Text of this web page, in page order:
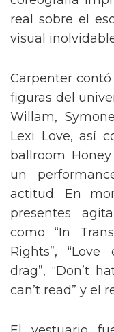
coreografía
real sobre el
Carpenter
figuras del
Willam,
Lexi Love, así
ballroom
un
actitud. En
presentes
como “In
Rights”,
drag”, “Don’t
can’t read” y el